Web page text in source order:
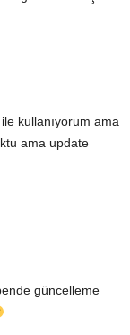
kullanıyorum ama
ama update
güncelleme